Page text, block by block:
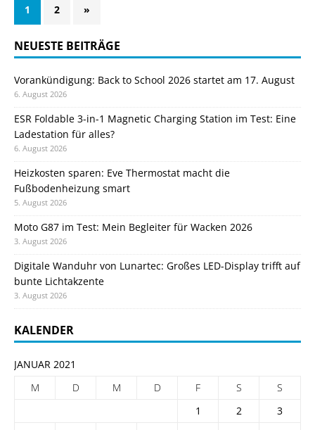
1 2 »
NEUESTE BEITRÄGE
Vorankündigung: Back to School 2026 startet am 17. August
6. August 2026
ESR Foldable 3-in-1 Magnetic Charging Station im Test: Eine
Ladestation für alles?
6. August 2026
Heizkosten sparen: Eve Thermostat macht die
Fußbodenheizung smart
5. August 2026
Moto G87 im Test: Mein Begleiter für Wacken 2026
3. August 2026
Digitale Wanduhr von Lunartec: Großes LED-Display trifft auf
bunte Lichtakzente
3. August 2026
KALENDER
JANUAR 2021
M
D M D F S
S
1
2
3